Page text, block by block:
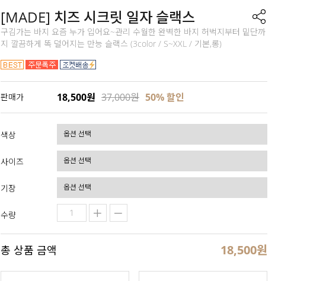
[MADE] 치즈 시크릿 일자 슬랙스
구김가는 바지 요즘 누가 입어요~관리 수월한 완벽한 바지 허벅지부터 밑단까
지 깔끔하게 똑 덜어지는 만능 슬랙스 (3color / S~XXL / 기본,롱)
판매가 18,500원 37,000원 50% 할인
색상
사이즈
기장
수량
총 상품 금액 18,500원